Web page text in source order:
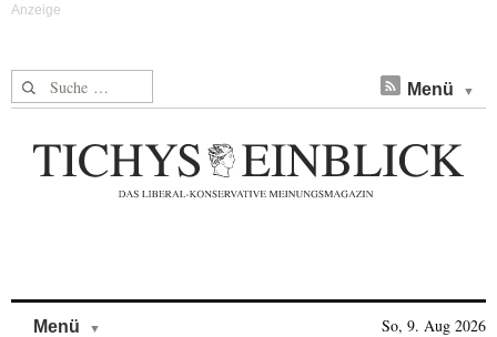
Suche nach: Menü
Menü So, 9. Aug 2026